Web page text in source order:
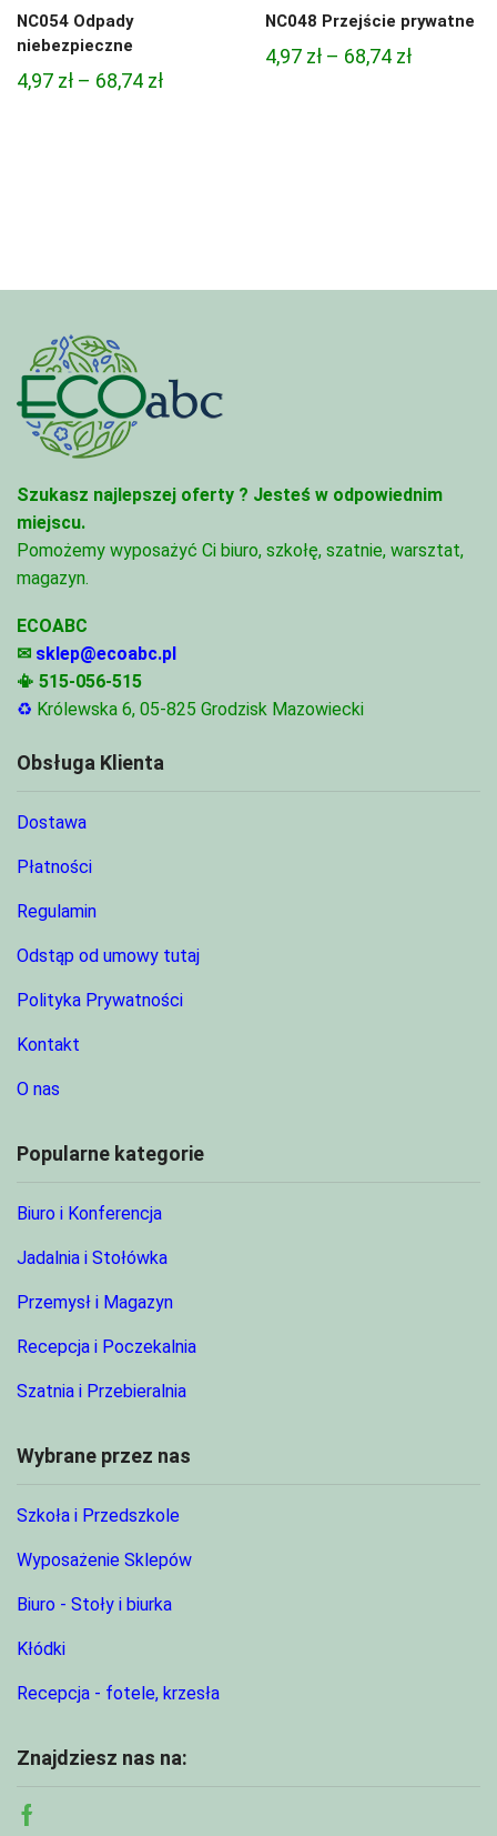
NC054 Odpady
niebezpieczne
4,97 zł – 68,74 złZakres
NC048 Przejście prywatne
4,97 zł – 68,74 złZakres
Szukasz najlepszej oferty ? Jesteś w odpowiednim
miejscu.
Pomożemy wyposażyć Ci biuro, szkołę, szatnie, warsztat,
magazyn.
ECOABC
✉ sklep@ecoabc.pl
📳 515-056-515
♻ Królewska 6, 05-825 Grodzisk Mazowiecki
Obsługa Klienta
Dostawa
Płatności
Regulamin
Odstąp od umowy tutaj
Polityka Prywatności
Kontakt
O nas
Popularne kategorie
Biuro i Konferencja
Jadalnia i Stołówka
Przemysł i Magazyn
Recepcja i Poczekalnia
Szatnia i Przebieralnia
Wybrane przez nas
Szkoła i Przedszkole
Wyposażenie Sklepów
Biuro - Stoły i biurka
Kłódki
Recepcja - fotele, krzesła
Znajdziesz nas na: